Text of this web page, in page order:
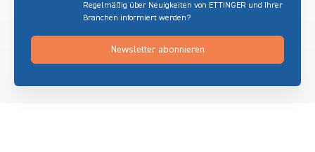
Regelmäßig über Neuigkeiten von ETTINGER und Ihrer
Branchen informiert werden?
Newsletter abonnieren